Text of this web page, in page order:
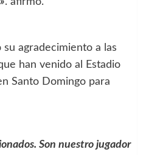
agradecimiento a las
han venido al Estadio
Santo Domingo para
Son nuestro jugador